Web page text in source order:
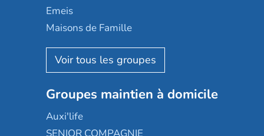
Domusvi
Happy Senior
Aquarelia
Nexity edenea
Les jardins d'Arcadie
Occitalia
Appartseniors
Emeis
Maisons de Famille
Korian
Emera
Groupe SOS
Le Noble Âge
Almage
Groupes maintien à domicile
Auxi'life